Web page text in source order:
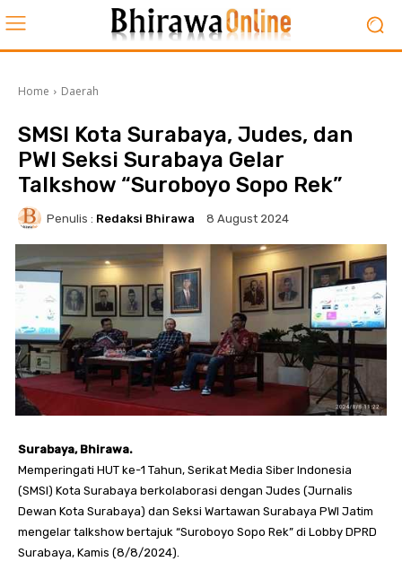
Home Daerah
SMSI Kota Surabaya, Judes, dan
PWI Seksi Surabaya Gelar
Talkshow “Suroboyo Sopo Rek”
Penulis : Redaksi Bhirawa 8 August 2024
Surabaya, Bhirawa.
Memperingati HUT ke-1 Tahun, Serikat Media Siber Indonesia
(SMSI) Kota Surabaya berkolaborasi dengan Judes (Jurnalis
Dewan Kota Surabaya) dan Seksi Wartawan Surabaya PWI Jatim
mengelar talkshow bertajuk “Suroboyo Sopo Rek” di Lobby DPRD
Surabaya, Kamis (8/8/2024).